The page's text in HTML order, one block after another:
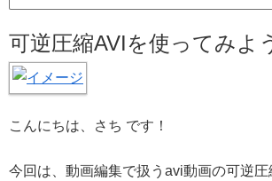
可逆圧縮AVIを使ってみよう
こんにちは、さち です！
今回は、動画編集で扱うavi動画の可逆